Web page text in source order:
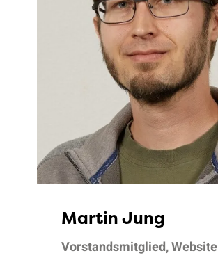
Martin Jung
Vorstandsmitglied, Website